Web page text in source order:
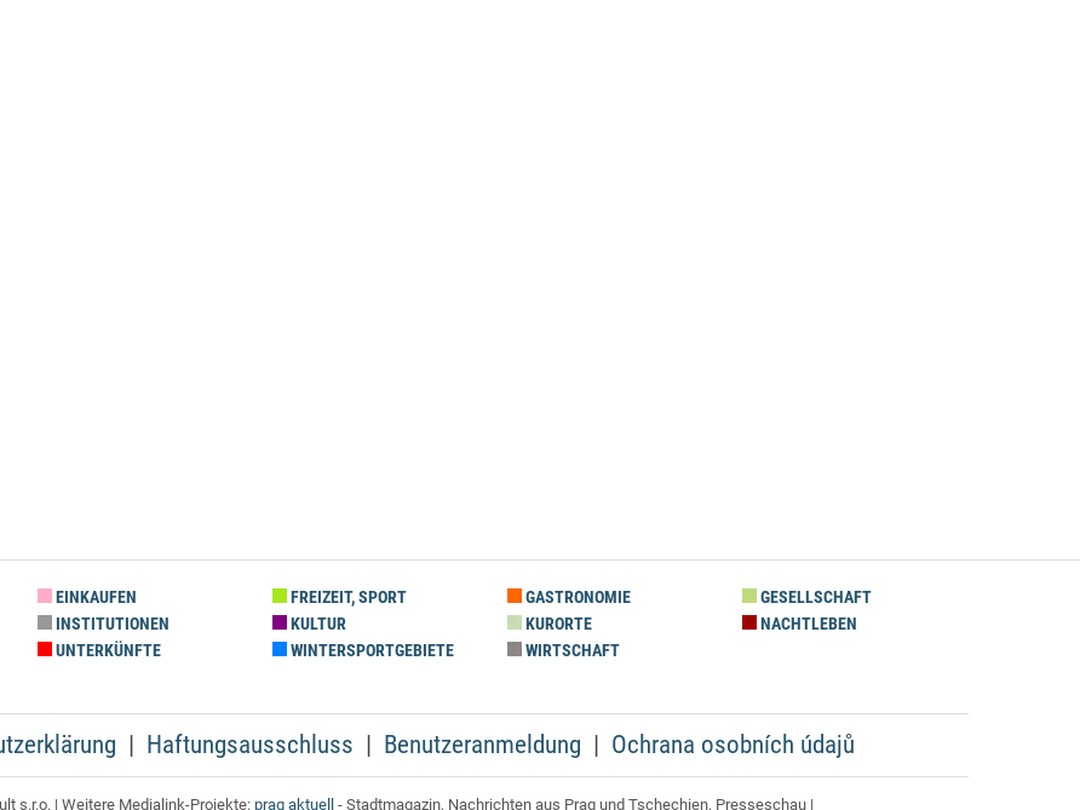
EINKAUFEN FREIZEIT, SPORT GASTRONOMIE
GESELLSCHAFT
INSTITUTIONEN KULTUR KURORTE
NACHTLEBEN
UNTERKÜNFTE WINTERSPORTGEBIETE WIRTSCHAFT
Haftungsausschluss Benutzeranmeldung Ochrana osobních údajů
s.r.o. | Weitere Medialink-Projekte: prag aktuell - Stadtmagazin, Nachrichten aus Prag und Tschechien, Presseschau |